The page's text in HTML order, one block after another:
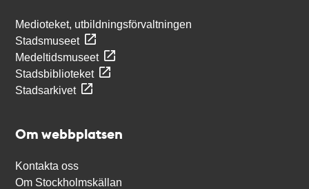
Medioteket, utbildningsförvaltningen
Stadsmuseet
Medeltidsmuseet
Stadsbiblioteket
Stadsarkivet
Om webbplatsen
Kontakta oss
Om Stockholmskällan